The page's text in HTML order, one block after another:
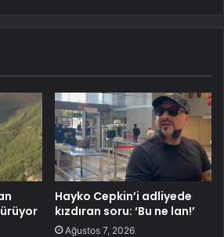
Hayko Cepkin’i adliyede
kızdıran soru: ‘Bu ne lan!’
Ağustos 7, 2026